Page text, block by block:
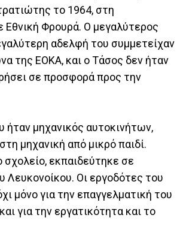
το 1964, στη
Εθνική Φρουρά. Ο μεγαλύτερος
αδελφή του συμμετείχαν
της ΕΟΚΑ, και ο Τάσος δεν ήταν
σε προσφορά προς την
ήταν μηχανικός αυτοκινήτων,
μηχανική από μικρό παιδί.
εκπαιδεύτηκε σε
Λευκονοίκου. Οι εργοδότες του
μόνο για την επαγγελματική του
για την εργατικότητα και το